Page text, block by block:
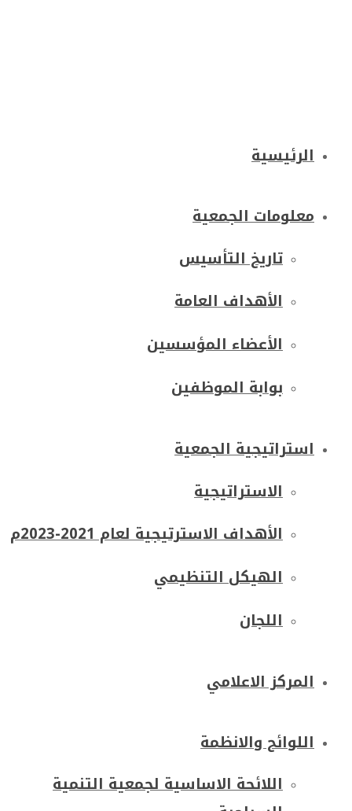
الرئيسية
معلومات الجمعية
تاريخ التأسيس
الأهداف العامة
الأعضاء المؤسسين
بوابة الموظفين
استراتيجية الجمعية
الاستراتيجية
الأهداف الاسترتيجية لعام 2021-2023م
الهيكل التنظيمي
اللجان
المركز الاعلامي
اللوائح والانظمة
اللائحة الاساسية لجمعية التنمية